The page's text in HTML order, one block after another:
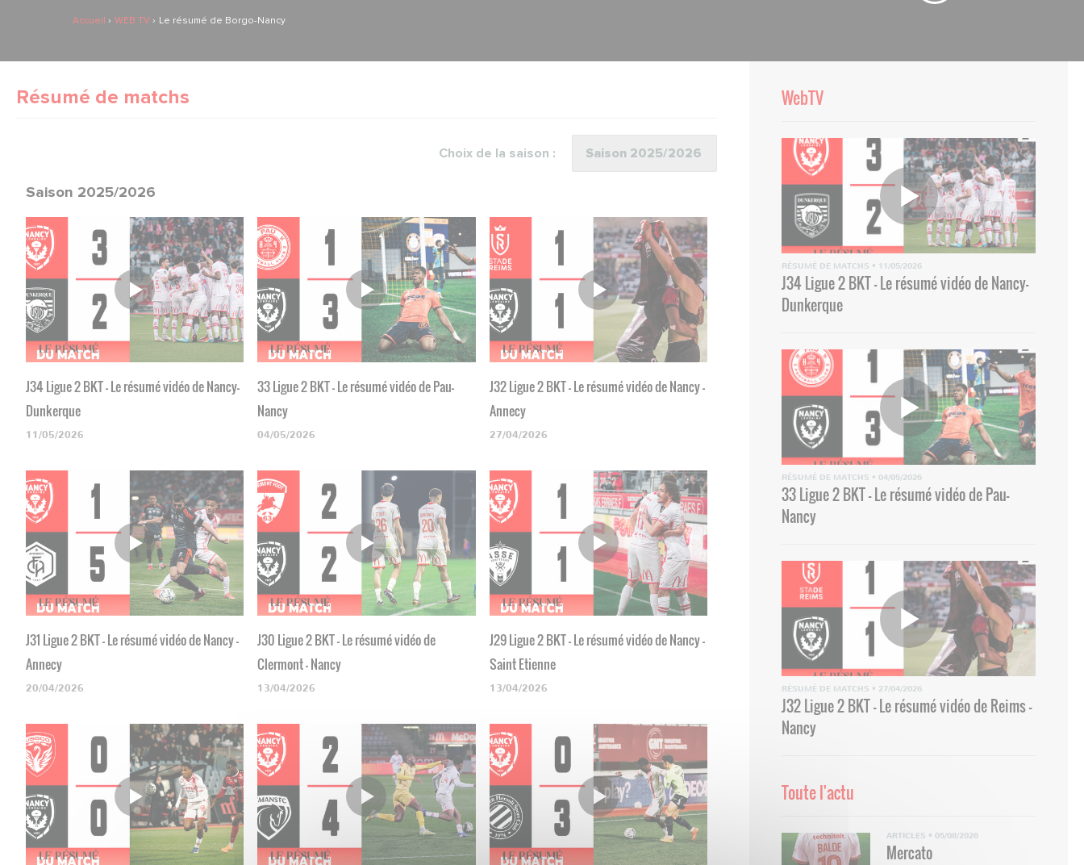
Accueil WEB TV Le résumé de Borgo-Nancy
Résumé de matchs
Choix de la saison :
Saison 2025/2026
J34 Ligue 2 BKT - Le résumé vidéo de Nancy-
Dunkerque
11/05/2026
33 Ligue 2 BKT - Le résumé vidéo de Pau-
Nancy
04/05/2026
J32 Ligue 2 BKT - Le résumé vidéo de Nancy -
Annecy
27/04/2026
J31 Ligue 2 BKT - Le résumé vidéo de Nancy -
Annecy
20/04/2026
J30 Ligue 2 BKT - Le résumé vidéo de
Clermont - Nancy
13/04/2026
J29 Ligue 2 BKT - Le résumé vidéo de Nancy -
Saint Etienne
13/04/2026
WebTV
RÉSUMÉ DE MATCHS • 11/05/2026
J34 Ligue 2 BKT - Le résumé vidéo de Nancy-
Dunkerque
RÉSUMÉ DE MATCHS • 04/05/2026
33 Ligue 2 BKT - Le résumé vidéo de Pau-
Nancy
RÉSUMÉ DE MATCHS • 27/04/2026
J32 Ligue 2 BKT - Le résumé vidéo de Reims -
Nancy
Toute l'actu
ARTICLES • 05/08/2026
Mercato